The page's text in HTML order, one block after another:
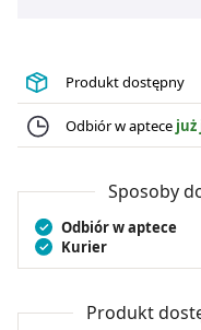
Produkt dostępny
Odbiór w aptece
Sposoby
Odbiór w aptece
Kurier
Produkt